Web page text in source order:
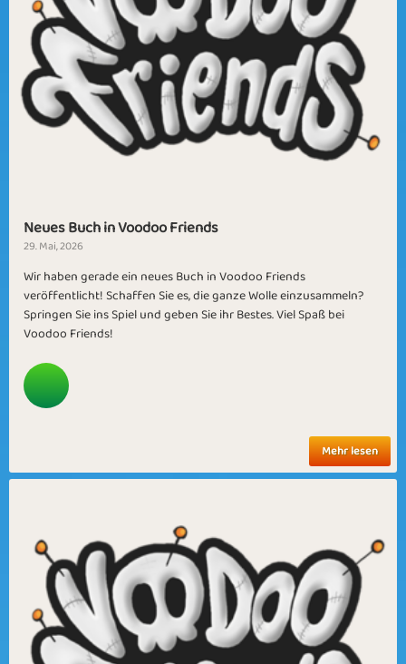
Neues Buch in Voodoo Friends
29. Mai, 2026
Wir haben gerade ein neues Buch in Voodoo Friends
veröffentlicht! Schaffen Sie es, die ganze Wolle einzusammeln?
Springen Sie ins Spiel und geben Sie ihr Bestes. Viel Spaß bei
Voodoo Friends!
Mehr lesen